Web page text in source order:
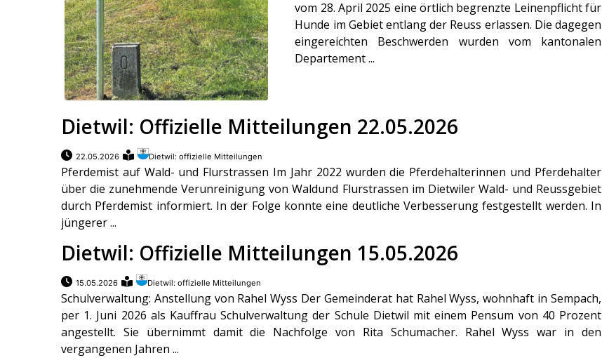
vom 28. April 2025 eine örtlich begrenzte Leinenpflicht für
Hunde im Gebiet entlang der Reuss erlassen. Die dagegen
eingereichten Beschwerden wurden vom kantonalen
Departement ...
Dietwil: Offizielle Mitteilungen 22.05.2026
22.05.2026 Dietwil: offizielle Mitteilungen
Pferdemist auf Wald- und Flurstrassen Im Jahr 2022 wurden die Pferdehalterinnen und Pferdehalter
über die zunehmende Verunreinigung von Waldund Flurstrassen im Dietwiler Wald- und Reussgebiet
durch Pferdemist informiert. In der Folge konnte eine deutliche Verbesserung festgestellt werden. In
jüngerer ...
Dietwil: Offizielle Mitteilungen 15.05.2026
15.05.2026 Dietwil: offizielle Mitteilungen
Schulverwaltung: Anstellung von Rahel Wyss Der Gemeinderat hat Rahel Wyss, wohnhaft in Sempach,
per 1. Juni 2026 als Kauffrau Schulverwaltung der Schule Dietwil mit einem Pensum von 40 Prozent
angestellt. Sie übernimmt damit die Nachfolge von Rita Schumacher. Rahel Wyss war in den
vergangenen Jahren ...